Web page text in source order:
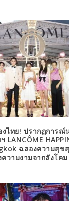
งไทย! ปรากฏการณ์
LANCÔME
ฉลองความสุข
วามงามจากลังโคม